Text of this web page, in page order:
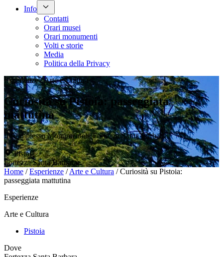
Info
Contatti
Orari musei
Orari monumenti
Volti e storie
Media
Politica della Privacy
Esperienze /Arte e Cultura
Curiosità su Pistoia: passeggiata
mattutina
Il Complesso Monumentale Fortezza Santa Barbara
Pistoia
Fortezza Santa Barbara
Home /Esperienze /Arte e Cultura /Curiosità su Pistoia:
passeggiata mattutina
Esperienze
Arte e Cultura
Pistoia
Dove